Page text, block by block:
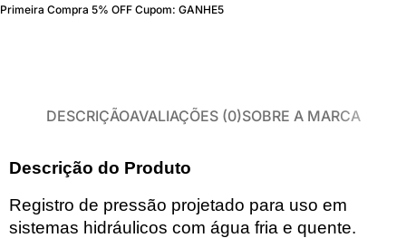
Primeira Compra 5% OFF Cupom: GANHE5
DESCRIÇÃOAVALIAÇÕES (0)SOBRE A MARCA
Descrição do Produto
Registro de pressão projetado para uso em
sistemas hidráulicos com água fria e quente.